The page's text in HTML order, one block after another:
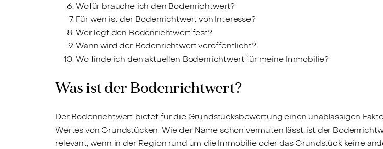
Wofür brauche ich den Bodenrichtwert?
Für wen ist der Bodenrichtwert von Interesse?
Wer legt den Bodenrichtwert fest?
Wann wird der Bodenrichtwert veröffentlicht?
Wo finde ich den aktuellen Bodenrichtwert für meine Immobilie?
Was ist der Bodenrichtwert?
Der Bodenrichtwert bietet für die Grundstücksbewertung einen unablässigen
Wertes von Grundstücken. Wie der Name schon vermuten lässt, ist der
relevant, wenn in der Region rund um die Immobilie oder das Grundstück keine